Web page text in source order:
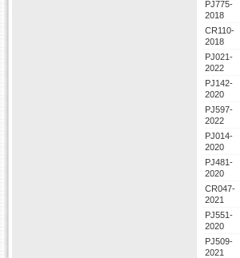
PJ775-
2018
CR110-
2018
PJ021-
2022
PJ142-
2020
PJ597-
2022
PJ014-
2020
PJ481-
2020
CR047-
2021
PJ551-
2020
PJ509-
2021